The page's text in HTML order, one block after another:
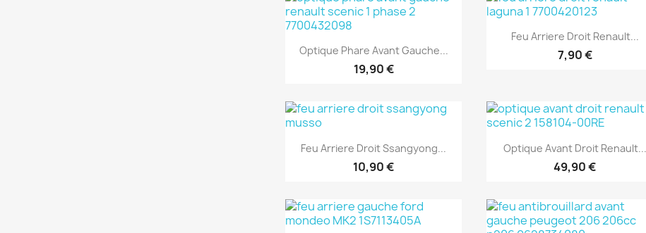
Aperçu rapide
Optique Phare Avant Gauche...
19,90 €
Aperçu rapide
Feu Arriere Droit Renault...
7,90 €
Aperçu rapide
Feu Arriere Droit Ssangyong...
10,90 €
 Aperçu rapide
Optique Avant Droit Renault...
49,90 €